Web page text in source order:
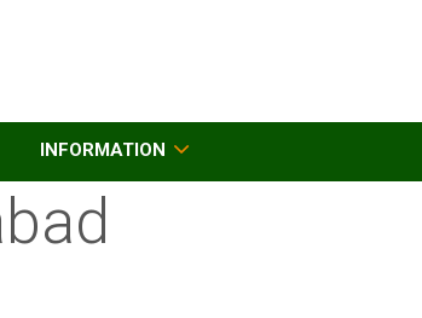
INFORMATION